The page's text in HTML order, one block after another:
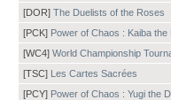
[DOR] The Duelists of the Roses
[PCK] Power of Chaos : Kaiba the
[WC4] World Championship
[TSC] Les Cartes Sacrées
[PCY] Power of Chaos : Yugi the